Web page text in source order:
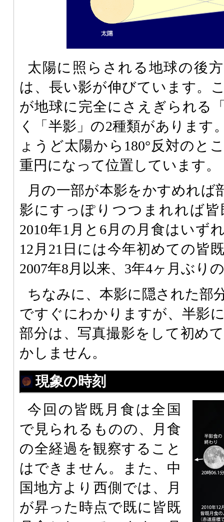
太陽に照らされる地球の後
は、長い影が伸びています。
が地球に完全にさえぎられる
く「半影」の2種類があります
ょうど太陽から180°反対のと
重円になって位置しています。
月の一部が本影をかすめれば
影にすっぽりつつまれれば
2010年1月と6月の月食はいず
12月21日には今年初めての皆
2007年8月以来、3年4ヶ月ぶり
ちなみに、本影に隠された部
ですぐにわかりますが、半影
部分は、写真撮影をして初め
かしません。
現象の時刻
今回の皆既月食は全国
で見られるものの、月食
の全経過を観察すること
はできません。また、中
国地方より西側では、月
が昇った時点で既に皆既